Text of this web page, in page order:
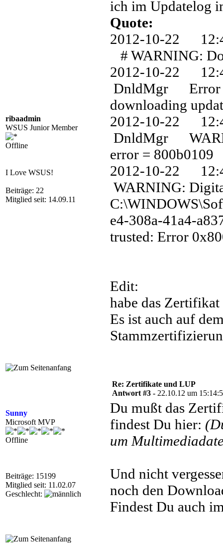
ribaadmin
WSUS Junior Member
Offline
I Love WSUS!
Beiträge: 22
Mitglied seit: 14.09.11
ich im Updatelog
Quote:
2012-10-22
# WARNING:
2012-10-22
DnldMgr Error
downloading
2012-10-22
DnldMgr
error = 800b0109
2012-10-22
WARNING:
e4-308a-41a4-
trusted: Error
Edit:
habe das
Es ist auch auf
Sunny
Microsoft MVP
Offline
Beiträge: 15199
Mitglied seit: 11.02.07
Geschlecht:
Re: Zertifikate und LUP
Antwort #3 - 22.10.12 um
Du mußt das
findest Du hier:
um
Und nicht
noch den
Findest Du auch